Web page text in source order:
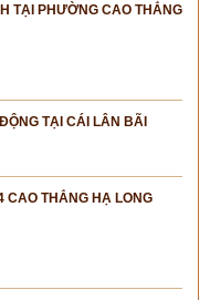
TẠI PHƯỜNG CAO THẮNG
TẠI CÁI LÂN BÃI
CAO THẮNG HẠ LONG